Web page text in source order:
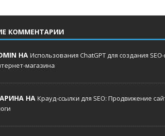
КОММЕНТАРИИ
НА Использования ChatGPT для создания
магазина
НА Крауд-ссылки для SEO: Продвижение